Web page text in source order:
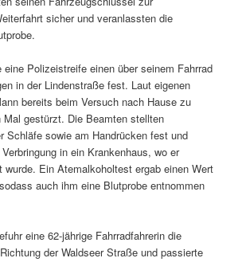
sicher und veranlassten die
Polizeistreife einen über seinem Fahrrad
in der Lindenstraße fest. Laut eigenen
bereits beim Versuch nach Hause zu
gestürzt. Die Beamten stellten
Schläfe sowie am Handrücken fest und
in ein Krankenhaus, wo er
wurde. Ein Atemalkoholtest ergab einen Wert
auch ihm eine Blutprobe entnommen
eine 62-jährige Fahrradfahrerin die
der Waldseer Straße und passierte